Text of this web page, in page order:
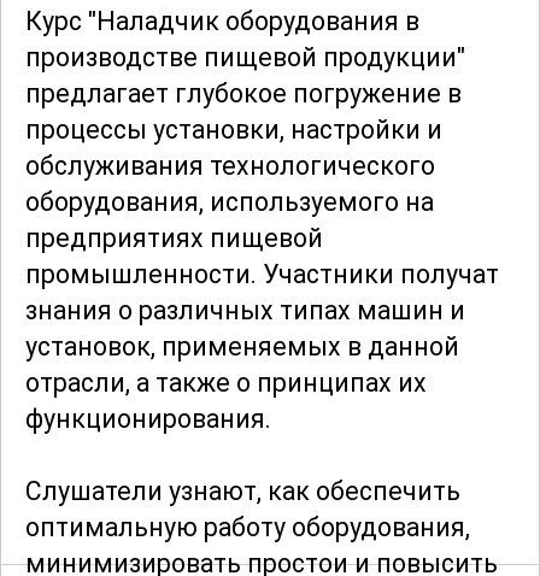
Курс "Наладчик оборудования в
производстве пищевой продукции"
предлагает глубокое погружение в
процессы установки, настройки и
обслуживания технологического
оборудования, используемого на
предприятиях пищевой
промышленности. Участники получат
знания о различных типах машин и
установок, применяемых в данной
отрасли, а также о принципах их
функционирования.
Слушатели узнают, как обеспечить
оптимальную работу оборудования,
минимизировать простои и повысить